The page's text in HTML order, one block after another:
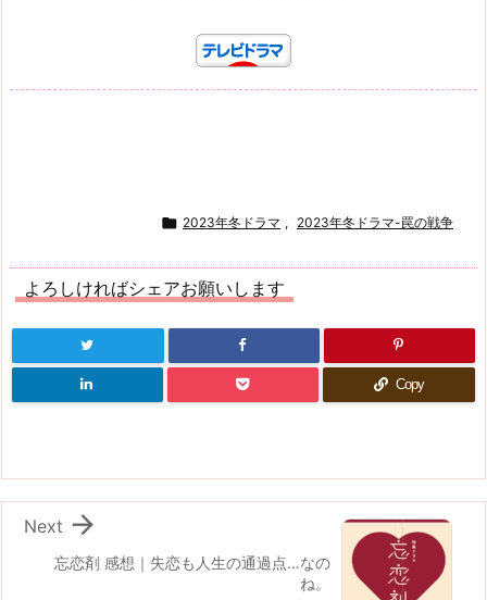
 2023年冬ドラマ , 2023年冬ドラマ-罠の戦争
よろしければシェアお願いします
Copy
忘恋剤 感想｜失恋も人生の通過点…なの
ね。

Next